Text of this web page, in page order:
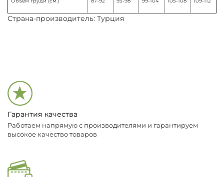
Страна-производитель: Турция
Гарантия качества
Работаем напрямую с производителями и гарантируем
высокое качество товаров